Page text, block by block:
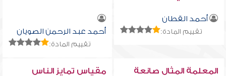
أحمد القطان
تقييم المادة: أحمد عبد الرحمن الصويان
تقييم المادة:
المعلمة المثال صانعة
مقياس تمايز الناس